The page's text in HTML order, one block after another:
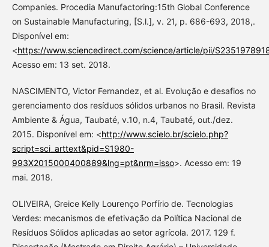
Companies. Procedia Manufactoring:15th Global Conference
on Sustainable Manufacturing, [S.l.], v. 21, p. 686-693, 2018,.
Disponível em:
<https://www.sciencedirect.com/science/article/pii/
Acesso em: 13 set. 2018.
NASCIMENTO, Victor Fernandez, et al. Evolução e desafios no
gerenciamento dos resíduos sólidos urbanos no Brasil. Revista
Ambiente & Água, Taubaté, v.10, n.4, Taubaté, out./dez.
2015. Disponível em: <http://www.scielo.br/scielo.php?
script=sci_arttext&pid=S1980-
993X2015000400889&lng=pt&nrm=isso>. Acesso em: 19
mai. 2018.
OLIVEIRA, Greice Kelly Lourenço Porfírio de. Tecnologias
Verdes: mecanismos de efetivação da Política Nacional de
Resíduos Sólidos aplicadas ao setor agrícola. 2017. 129 f.